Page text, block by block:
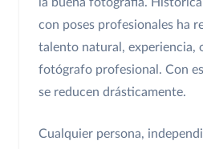
con poses profesionales ha
talento natural, experiencia,
fotógrafo profesional. Con
se reducen drásticamente.
Cualquier persona,